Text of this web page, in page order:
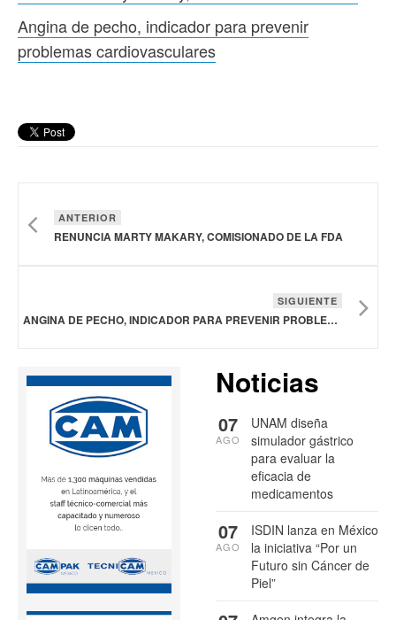
Angina de pecho, indicador para prevenir
problemas cardiovasculares
ANTERIOR
RENUNCIA MARTY MAKARY, COMISIONADO DE LA FDA
SIGUIENTE
ANGINA DE PECHO, INDICADOR PARA PREVENIR PROBLEMAS CARDIOVASCULARES
Noticias
UNAM diseña
simulador gástrico
para evaluar la
eficacia de
medicamentos
07
AGO
ISDIN lanza en México
la iniciativa “Por un
Futuro sin Cáncer de
Piel”
07
AGO